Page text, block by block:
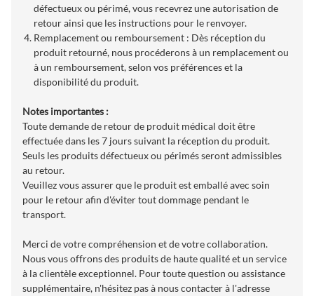
défectueux ou périmé, vous recevrez une autorisation de
retour ainsi que les instructions pour le renvoyer.
Remplacement ou remboursement : Dès réception du
produit retourné, nous procéderons à un remplacement ou
à un remboursement, selon vos préférences et la
disponibilité du produit.
Notes importantes :
Toute demande de retour de produit médical doit être
effectuée dans les 7 jours suivant la réception du produit.
Seuls les produits défectueux ou périmés seront admissibles
au retour.
Veuillez vous assurer que le produit est emballé avec soin
pour le retour afin d'éviter tout dommage pendant le
transport.
Merci de votre compréhension et de votre collaboration.
Nous vous offrons des produits de haute qualité et un service
à la clientèle exceptionnel. Pour toute question ou assistance
supplémentaire, n'hésitez pas à nous contacter à l'adresse